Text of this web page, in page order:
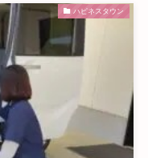
ハピネスタウン